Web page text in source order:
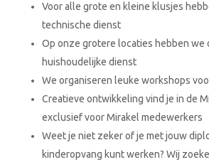
Voor alle grote en kleine klusjes
technische dienst
Op onze grotere locaties hebben we
huishoudelijke dienst
We organiseren leuke workshops
Creatieve ontwikkeling vind je in de
exclusief voor Mirakel medewerkers
Weet je niet zeker of je met jouw
kinderopvang kunt werken? Wij